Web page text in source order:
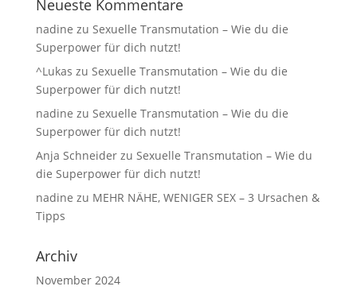
Neueste Kommentare
nadine zu Sexuelle Transmutation – Wie du die
Superpower für dich nutzt!
^Lukas zu Sexuelle Transmutation – Wie du die
Superpower für dich nutzt!
nadine zu Sexuelle Transmutation – Wie du die
Superpower für dich nutzt!
Anja Schneiderzu Sexuelle Transmutation – Wie du
die Superpower für dich nutzt!
nadine zu MEHR NÄHE, WENIGER SEX – 3 Ursachen &
Tipps
Archiv
November 2024